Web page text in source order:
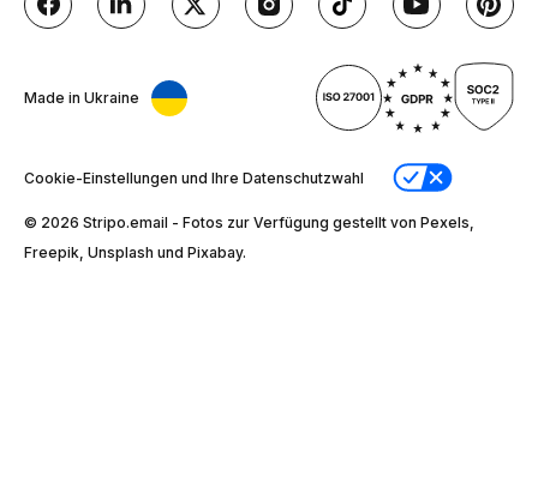
Made in Ukraine
Cookie-Einstellungen und Ihre Datenschutzwahl
© 2026 Stripо.email - Fotos zur Verfügung gestellt von Pexels,
Freepik, Unsplash und Pixabay.